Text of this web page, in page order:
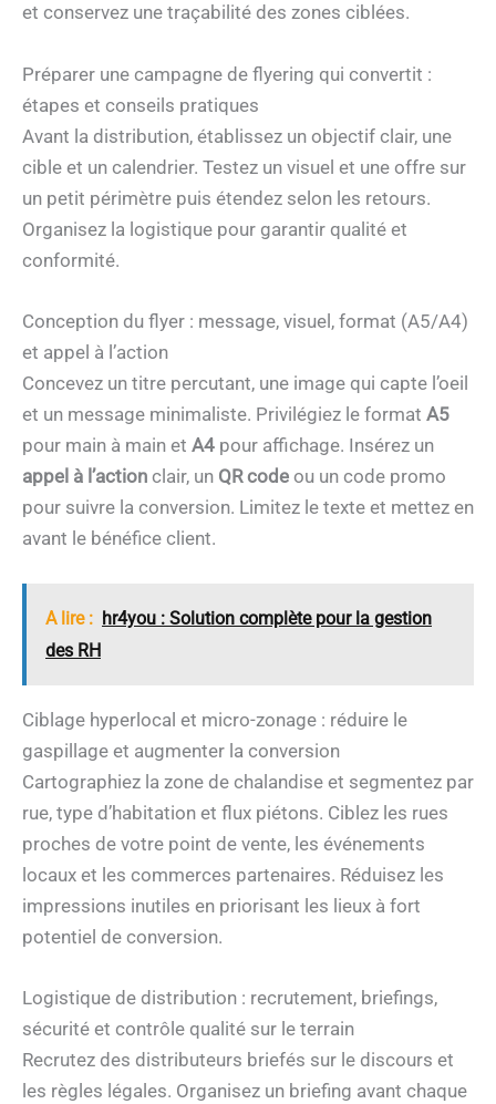
et conservez une traçabilité des zones ciblées.
Préparer une campagne de flyering qui convertit :
étapes et conseils pratiques
Avant la distribution, établissez un objectif clair, une
cible et un calendrier. Testez un visuel et une offre sur
un petit périmètre puis étendez selon les retours.
Organisez la logistique pour garantir qualité et
conformité.
Conception du flyer : message, visuel, format (A5/A4)
et appel à l’action
Concevez un titre percutant, une image qui capte l’oeil
et un message minimaliste. Privilégiez le format A5
pour main à main et A4 pour affichage. Insérez un
appel à l’action clair, un QR code ou un code promo
pour suivre la conversion. Limitez le texte et mettez en
avant le bénéfice client.
A lire : hr4you : Solution complète pour la gestion
des RH
Ciblage hyperlocal et micro-zonage : réduire le
gaspillage et augmenter la conversion
Cartographiez la zone de chalandise et segmentez par
rue, type d’habitation et flux piétons. Ciblez les rues
proches de votre point de vente, les événements
locaux et les commerces partenaires. Réduisez les
impressions inutiles en priorisant les lieux à fort
potentiel de conversion.
Logistique de distribution : recrutement, briefings,
sécurité et contrôle qualité sur le terrain
Recrutez des distributeurs briefés sur le discours et
les règles légales. Organisez un briefing avant chaque